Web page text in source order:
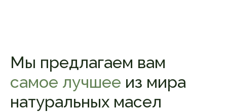
Мы предлагаем вам
самое лучшее из мира
натуральных масел